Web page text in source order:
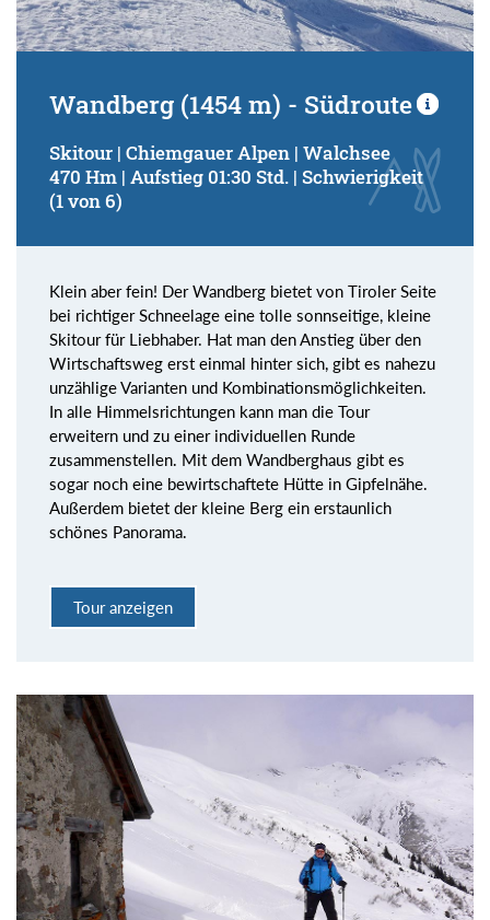
Wandberg (1454 m) - Südroute
Skitour | Chiemgauer Alpen | Walchsee
470 Hm | Aufstieg 01:30 Std. | Schwierigkeit
(1 von 6)
Klein aber fein! Der Wandberg bietet von Tiroler Seite
bei richtiger Schneelage eine tolle sonnseitige, kleine
Skitour für Liebhaber. Hat man den Anstieg über den
Wirtschaftsweg erst einmal hinter sich, gibt es nahezu
unzählige Varianten und Kombinationsmöglichkeiten.
In alle Himmelsrichtungen kann man die Tour
erweitern und zu einer individuellen Runde
zusammenstellen. Mit dem Wandberghaus gibt es
sogar noch eine bewirtschaftete Hütte in Gipfelnähe.
Außerdem bietet der kleine Berg ein erstaunlich
schönes Panorama.
Tour anzeigen